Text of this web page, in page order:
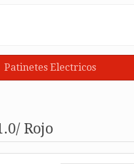
Patinetes Electricos
Rojo